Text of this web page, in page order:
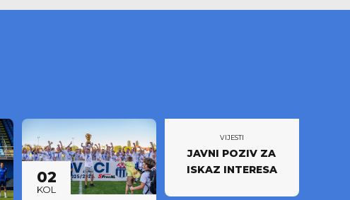
02
KOL
VIJESTI
JAVNI POZIV ZA
ISKAZ INTERESA